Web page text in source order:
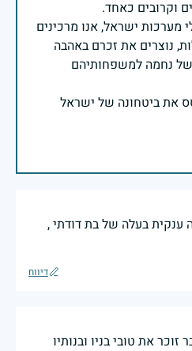
מערכות ישראל, אנו מרכינים
נוצרים את זכרם באהבה
של נחמה למשפחותיהם
את ביטחונה של ישראל
ענקית בעלה של בת דודתי ,
דיווח
את טובי בניו ובנותיו